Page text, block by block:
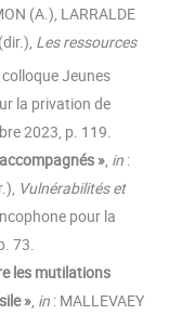
(A.), LARRALDE
Les ressources
colloque Jeunes
la privation de
2023, p. 119.
» in :
Vulnérabilités et
pour la
73.
les mutilations
» in : MALLEVAEY